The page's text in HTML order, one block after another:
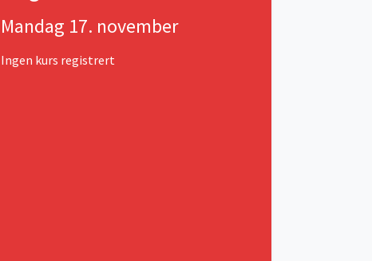
Mandag 17. november
Ingen kurs registrert